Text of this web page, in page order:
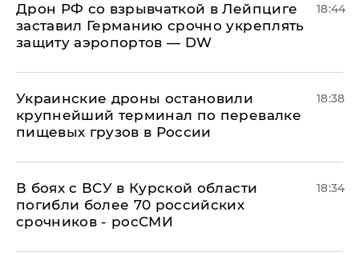
​Дрон РФ со взрывчаткой в Лейпциге
заставил Германию срочно укреплять
защиту аэропортов — DW
18:44
Украинские дроны остановили
крупнейший терминал по перевалке
пищевых грузов в России
18:38
В боях с ВСУ в Курской области
погибли более 70 российских
срочников - росСМИ
18:34